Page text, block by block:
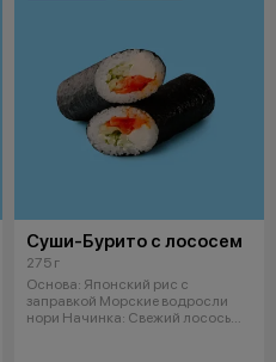
Суши-Бурито с лососем
275 г
Основа: Японский рис с
заправкой Морские водросли
нори Начинка: Свежий лосось